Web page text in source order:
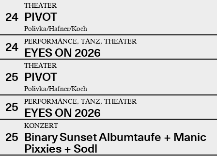
24
THEATER
PIVOT
Polivka/Hafner/Koch
24 PERFORMANCE, TANZ, THEATER
EYES ON 2026
25
THEATER
PIVOT
Polivka/Hafner/Koch
25 PERFORMANCE, TANZ, THEATER
EYES ON 2026
25
KONZERT
Binary Sunset Albumtaufe + Manic
Pixxies + Sodl